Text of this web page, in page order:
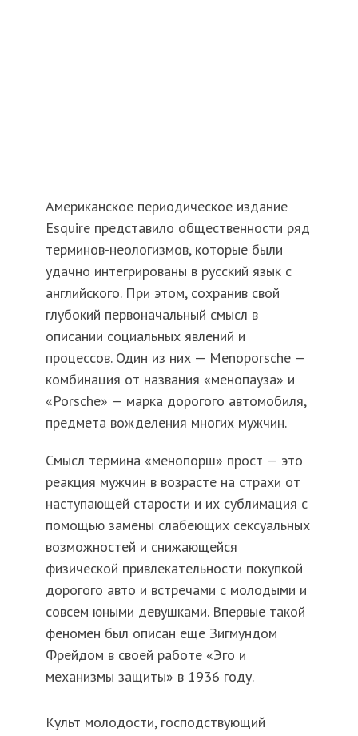
Американское периодическое издание
Esquire представило общественности ряд
терминов-неологизмов, которые были
удачно интегрированы в русский язык с
английского. При этом, сохранив свой
глубокий первоначальный смысл в
описании социальных явлений и
процессов. Один из них — Menoporsche —
комбинация от названия «менопауза» и
«Porsche» — марка дорогого автомобиля,
предмета вожделения многих мужчин.
Смысл термина «менопорш» прост — это
реакция мужчин в возрасте на страхи от
наступающей старости и их сублимация с
помощью замены слабеющих сексуальных
возможностей и снижающейся
физической привлекательности покупкой
дорогого авто и встречами с молодыми и
совсем юными девушками. Впервые такой
феномен был описан еще Зигмундом
Фрейдом в своей работе «Эго и
механизмы защиты» в 1936 году.
Культ молодости, господствующий